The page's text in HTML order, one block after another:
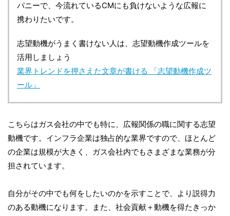
パニーで、今流れているCMにも負けないような広報に
携わりたいです。
志望動機がうまく書けない人は、志望動機作成ツールを
活用しましょう
業界トレンドを押さえた文章が書ける 「志望動機作成ツ
ール」
こちらはガス会社の中でも特に、広報関係の職に関する志望
動機です。インフラ企業は独占的な業界ですので、ほとんど
の企業は規模が大きく、ガス会社内でもさまざまな業務が分
担されています。
自分がその中でも何をしたいのかを示すことで、より説得力
のある動機になります。また、社会貢献＋動機を得たきっか